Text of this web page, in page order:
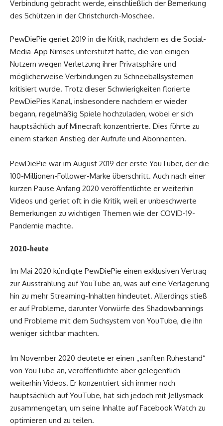
Verbindung gebracht werde, einschließlich der Bemerkung
des Schützen in der Christchurch-Moschee.
PewDiePie geriet 2019 in die Kritik, nachdem es die Social-
Media-App Nimses unterstützt hatte, die von einigen
Nutzern wegen Verletzung ihrer Privatsphäre und
möglicherweise Verbindungen zu Schneeballsystemen
kritisiert wurde. Trotz dieser Schwierigkeiten florierte
PewDiePies Kanal, insbesondere nachdem er wieder
begann, regelmäßig Spiele hochzuladen, wobei er sich
hauptsächlich auf Minecraft konzentrierte. Dies führte zu
einem starken Anstieg der Aufrufe und Abonnenten.
PewDiePie war im August 2019 der erste YouTuber, der die
100-Millionen-Follower-Marke überschritt. Auch nach einer
kurzen Pause Anfang 2020 veröffentlichte er weiterhin
Videos und geriet oft in die Kritik, weil er unbeschwerte
Bemerkungen zu wichtigen Themen wie der COVID-19-
Pandemie machte.
2020-heute
Im Mai 2020 kündigte PewDiePie einen exklusiven Vertrag
zur Ausstrahlung auf YouTube an, was auf eine Verlagerung
hin zu mehr Streaming-Inhalten hindeutet. Allerdings stieß
er auf Probleme, darunter Vorwürfe des Shadowbannings
und Probleme mit dem Suchsystem von YouTube, die ihn
weniger sichtbar machten.
Im November 2020 deutete er einen „sanften Ruhestand“
von YouTube an, veröffentlichte aber gelegentlich
weiterhin Videos. Er konzentriert sich immer noch
hauptsächlich auf YouTube, hat sich jedoch mit Jellysmack
zusammengetan, um seine Inhalte auf Facebook Watch zu
optimieren und zu teilen.